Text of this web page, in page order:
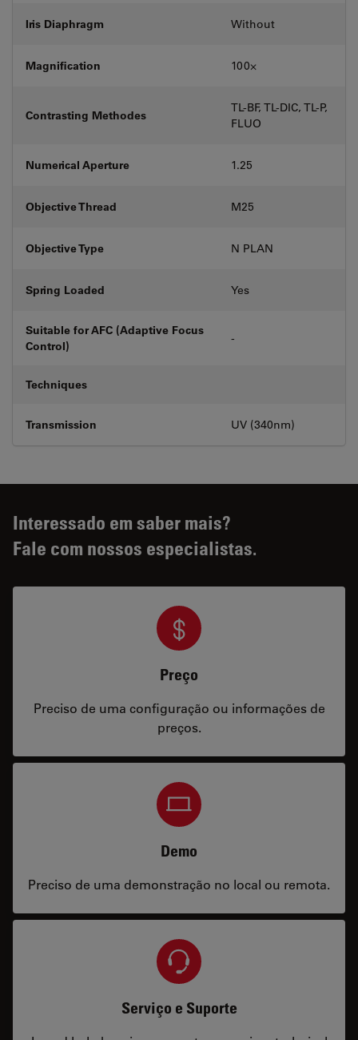
Iris Diaphragm Without
Magnification 100⨉
Contrasting Methodes
TL-BF, TL-DIC, TL-P,
FLUO
Numerical Aperture 1.25
Objective Thread M25
Objective Type N PLAN
Spring Loaded Yes
Suitable for AFC (Adaptive Focus
Control)
-
Techniques
Transmission UV (340nm)
Interessado em saber mais?
Fale com nossos especialistas.
Preço
Preciso de uma configuração ou informações de
preços.
Demo
Preciso de uma demonstração no local ou remota.
Serviço e Suporte